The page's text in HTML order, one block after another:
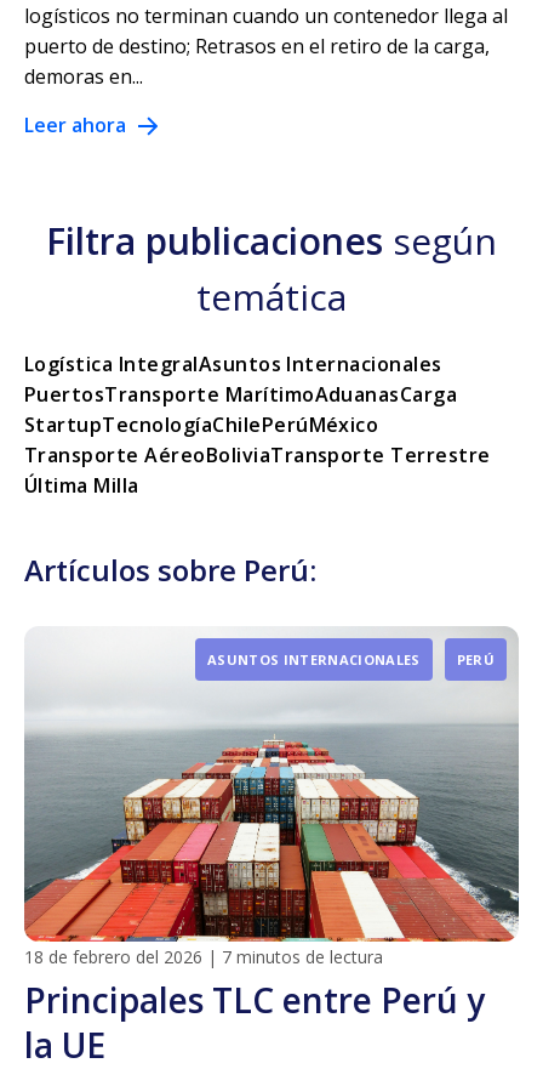
logísticos no terminan cuando un contenedor llega al
puerto de destino; Retrasos en el retiro de la carga,
demoras en...
Leer ahora
Filtra publicaciones según
temática
Logística IntegralAsuntos Internacionales
PuertosTransporte MarítimoAduanasCarga
StartupTecnologíaChilePerúMéxico
Transporte AéreoBoliviaTransporte Terrestre
Última Milla
Artículos sobre Perú:
ASUNTOS INTERNACIONALES PERÚ
18 de febrero del 2026 | 7 minutos de lectura
Principales TLC entre Perú y
la UE